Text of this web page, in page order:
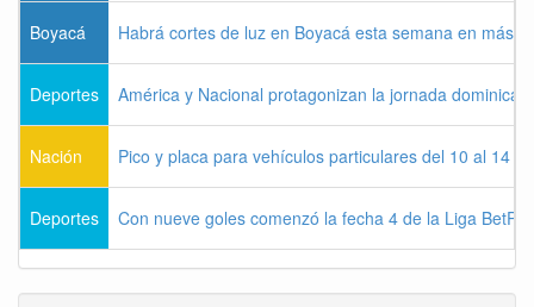
Boyacá Habrá cortes de luz en Boyacá esta semana en más
Deportes América y Nacional protagonizan la jornada dominical
Nación Pico y placa para vehículos particulares del 10 al 14
Deportes Con nueve goles comenzó la fecha 4 de la Liga